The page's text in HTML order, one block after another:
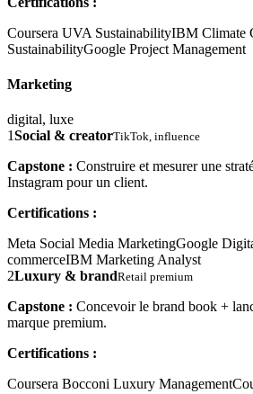
Coursera UVA SustainabilityIBM Climate
SustainabilityGoogle Project Management
Marketing
digital, luxe
1Social & creatorTikTok, influence
Capstone : Construire et mesurer une
Instagram pour un client.
Certifications :
Meta Social Media MarketingGoogle
commerceIBM Marketing Analyst
2Luxury & brandRetail premium
Capstone : Concevoir le brand book +
marque premium.
Certifications :
Coursera Bocconi Luxury Management